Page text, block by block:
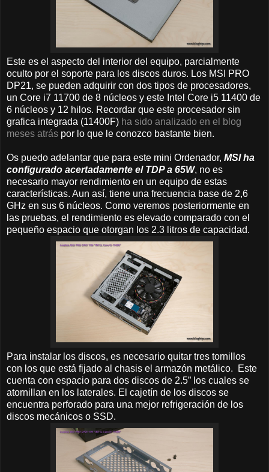
Este es el aspecto del interior del equipo, parcialmente
oculto por el soporte para los discos duros. Los MSI PRO
DP21, se pueden adquirir con dos tipos de procesadores,
un Core i7 11700 de 8 núcleos y este Intel Core i5 11400 de
6 núcleos y 12 hilos. Recordar que este procesador sin
grafica integrada (11400F) ha sido analizado en el blog
meses atrás por lo que le conozco bastante bien.
Os puedo adelantar que para este mini Ordenador, MSI ha
configurado acertadamente el TDP a 65W, no es
necesario mayor rendimiento en un equipo de estas
características. Aun así, tiene una frecuencia base de 2,6
GHz en sus 6 núcleos. Como veremos posteriormente en
las pruebas, el rendimiento es elevado comparado con el
pequeño espacio que otorgan los 2.3 litros de capacidad.
Para instalar los discos, es necesario quitar tres tornillos
con los que está fijado al chasis el armazón metálico. Este
cuenta con espacio para dos discos de 2.5” los cuales se
atornillan en los laterales. El cajetín de los discos se
encuentra perforado para una mejor refrigeración de los
discos mecánicos o SSD.